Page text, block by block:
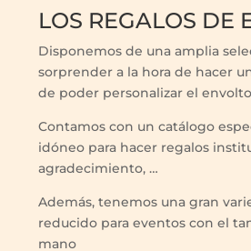
LOS REGALOS DE
Disponemos de una amplia
sorprender a la hora de hacer
de poder personalizar el
Contamos con un catálogo
idóneo para hacer regalos
agradecimiento, …
Además, tenemos una gran
reducido para eventos con el
mano